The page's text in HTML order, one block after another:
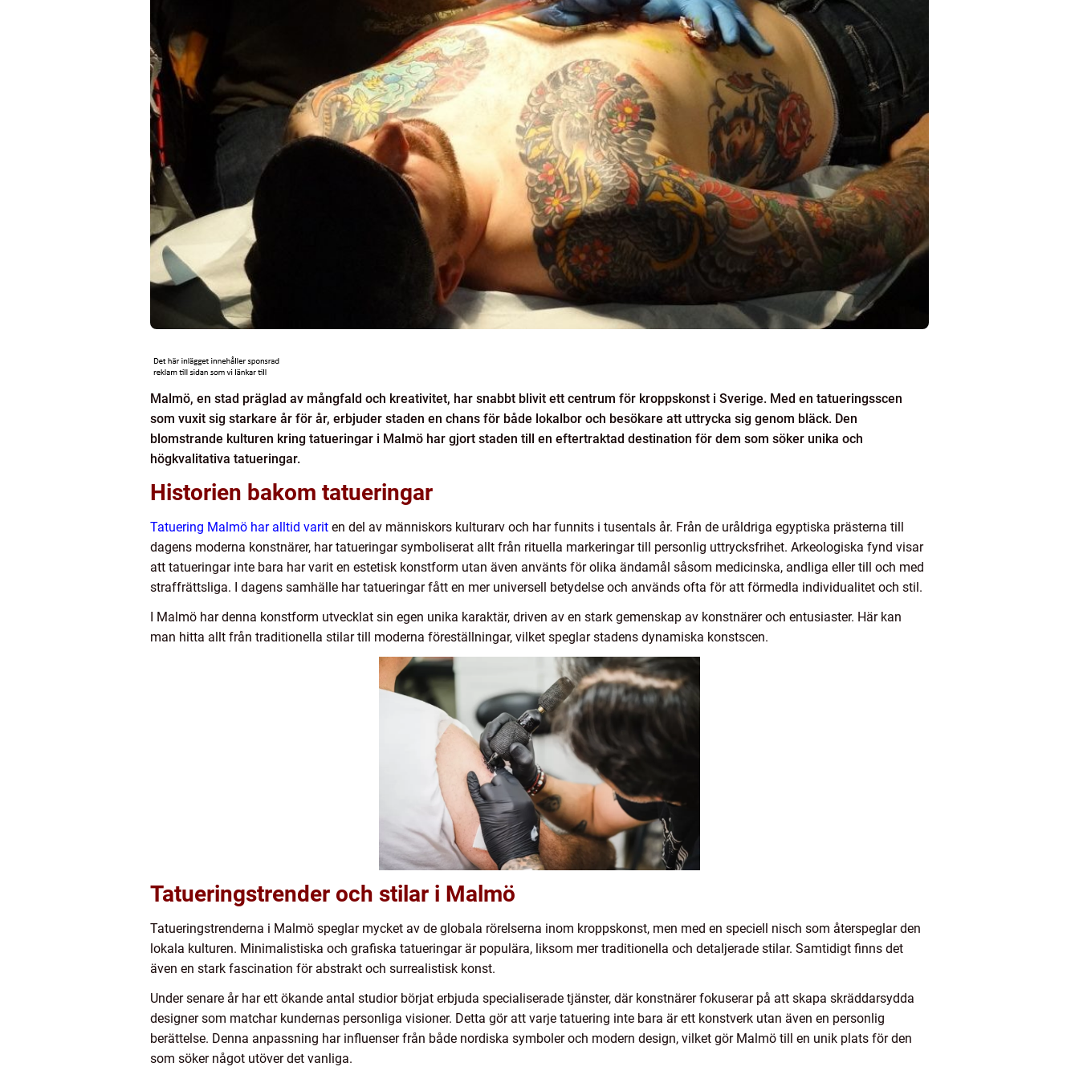
Malmö, en stad präglad av mångfald och kreativitet, har snabbt blivit ett centrum för kroppskonst i Sverige. Med en tatueringsscen
som vuxit sig starkare år för år, erbjuder staden en chans för både lokalbor och besökare att uttrycka sig genom bläck. Den
blomstrande kulturen kring tatueringar i Malmö har gjort staden till en eftertraktad destination för dem som söker unika och
högkvalitativa tatueringar.
Historien bakom tatueringar
Tatuering Malmö har alltid varit en del av människors kulturarv och har funnits i tusentals år. Från de uråldriga egyptiska prästerna till
dagens moderna konstnärer, har tatueringar symboliserat allt från rituella markeringar till personlig uttrycksfrihet. Arkeologiska fynd visar
att tatueringar inte bara har varit en estetisk konstform utan även använts för olika ändamål såsom medicinska, andliga eller till och med
straffrättsliga. I dagens samhälle har tatueringar fått en mer universell betydelse och används ofta för att förmedla individualitet och stil.
I Malmö har denna konstform utvecklat sin egen unika karaktär, driven av en stark gemenskap av konstnärer och entusiaster. Här kan
man hitta allt från traditionella stilar till moderna föreställningar, vilket speglar stadens dynamiska konstscen.
Tatueringstrender och stilar i Malmö
Tatueringstrenderna i Malmö speglar mycket av de globala rörelserna inom kroppskonst, men med en speciell nisch som återspeglar den
lokala kulturen. Minimalistiska och grafiska tatueringar är populära, liksom mer traditionella och detaljerade stilar. Samtidigt finns det
även en stark fascination för abstrakt och surrealistisk konst.
Under senare år har ett ökande antal studior börjat erbjuda specialiserade tjänster, där konstnärer fokuserar på att skapa skräddarsydda
designer som matchar kundernas personliga visioner. Detta gör att varje tatuering inte bara är ett konstverk utan även en personlig
berättelse. Denna anpassning har influenser från både nordiska symboler och modern design, vilket gör Malmö till en unik plats för den
som söker något utöver det vanliga.